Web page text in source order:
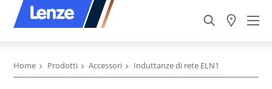
Home Prodotti Accessori Induttanze di rete ELN1